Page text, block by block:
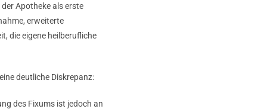
Apotheke als erste
erweiterte
die eigene heilberufliche
deutliche Diskrepanz:
des Fixums ist jedoch an